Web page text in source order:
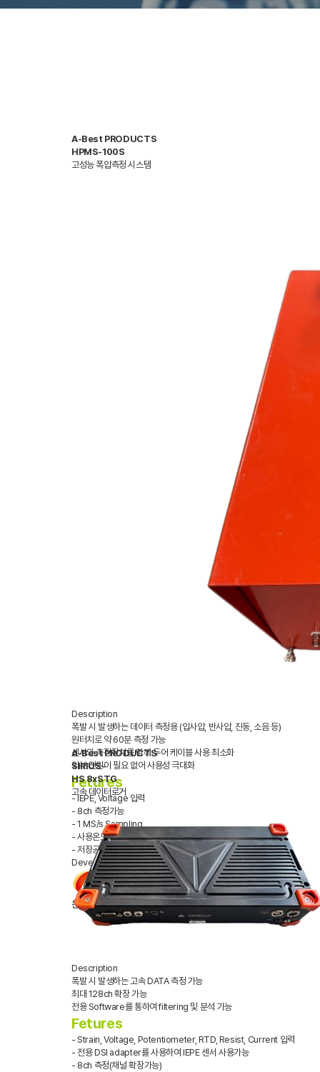
A-Best PRODUCTS
HPMS-100S
고성능 폭압측정 시스템
Description
폭발 시 발생하는 데이터 측정용 (입사압, 반사압, 진동, 소음 등)
원터치로 약 60분 측정 가능
센서와 측정장치를 함께 두어 케이블 사용 최소화
외부 전원이 필요 없어 사용성 극대화
Fetures
- IEPE, Voltage 입력
- 8ch 측정가능
- 1 MS/s Sampling
- 사용온도 : -40℃ ~ +50℃
- 저장공간 : 1.0 T Byte
Developed by
문의하기
A-Best PRODUCTS
SIRIUS-
HS 8xSTG
고속 데이터로거
Description
폭발 시 발생하는 고속 DATA 측정 가능
최대 128ch 확장 가능
전용 Software를 통하여 filtering 및 분석 가능
Fetures
- Strain, Voltage, Potentiometer, RTD, Resist, Current 입력
- 전용 DSI adapter를 사용하여 IEPE 센서 사용가능
- 8ch 측정(채널 확장가능)